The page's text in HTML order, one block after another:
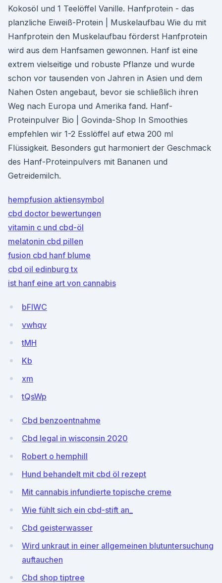
Kokosöl und 1 Teelöffel Vanille. Hanfprotein - das
planzliche Eiweiß-Protein | Muskelaufbau Wie du mit
Hanfprotein den Muskelaufbau förderst Hanfprotein
wird aus dem Hanfsamen gewonnen. Hanf ist eine
extrem vielseitige und robuste Pflanze und wurde
schon vor tausenden von Jahren in Asien und dem
Nahen Osten angebaut, bevor sie schließlich ihren
Weg nach Europa und Amerika fand. Hanf-
Proteinpulver Bio | Govinda-Shop In Smoothies
empfehlen wir 1-2 Esslöffel auf etwa 200 ml
Flüssigkeit. Besonders gut harmoniert der Geschmack
des Hanf-Proteinpulvers mit Bananen und
Getreidemilch.
hempfusion aktiensymbol
cbd doctor bewertungen
vitamin c und cbd-öl
melatonin cbd pillen
fusion cbd hanf blume
cbd oil edinburg tx
ist hanf eine art von cannabis
bFlWC
vwhqv
tMH
Kb
xm
tQsWp
Cbd benzoentnahme
Cbd legal in wisconsin 2020
Robert o hemphill
Hund behandelt mit cbd öl rezept
Mit cannabis infundierte topische creme
Wie fühlt sich ein cbd-stift an_
Cbd geisterwasser
Wird unkraut in einer allgemeinen blutuntersuchung
auftauchen
Cbd shop tiptree